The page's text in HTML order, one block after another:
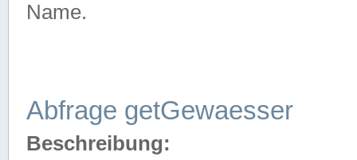
Name.
Abfrage getGewaesser
Beschreibung: